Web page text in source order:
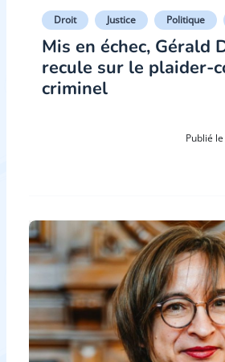
Droit Justice Politique
Mis en échec, Gérald
recule sur le plaider-
criminel
Publié